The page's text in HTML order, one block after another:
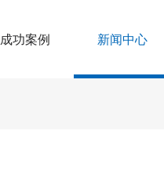
成功案例 新闻中心